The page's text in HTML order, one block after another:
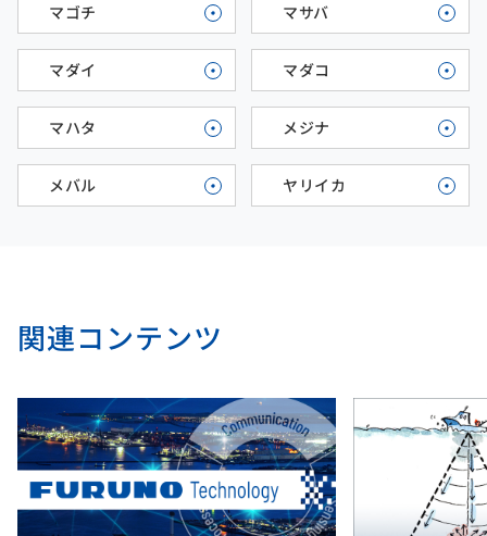
マゴチ マサバ
マダイ マダコ
マハタ メジナ
メバル ヤリイカ
関連コンテンツ